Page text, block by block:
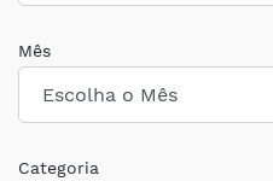
Mês
Categoria